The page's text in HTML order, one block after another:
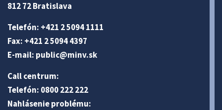
812 72 Bratislava
Telefón: +421 2 5094 1111
Fax: +421 2 5094 4397
E-mail: public@minv.sk
Call centrum:
Telefón: 0800 222 222
Nahlásenie problému: